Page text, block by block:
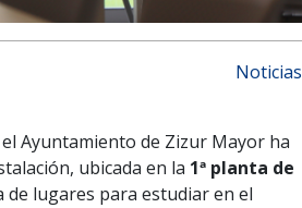
Noticias
Ayuntamiento de Zizur Mayor ha
ubicada en la 1ª planta de
de lugares para estudiar en el